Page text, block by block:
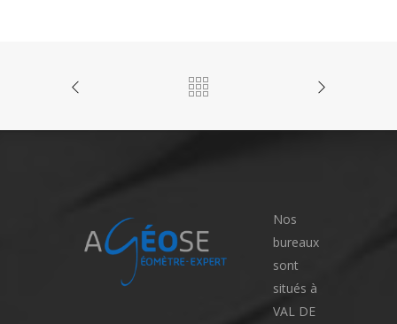
Nos
bureaux
sont
situés à
VAL DE